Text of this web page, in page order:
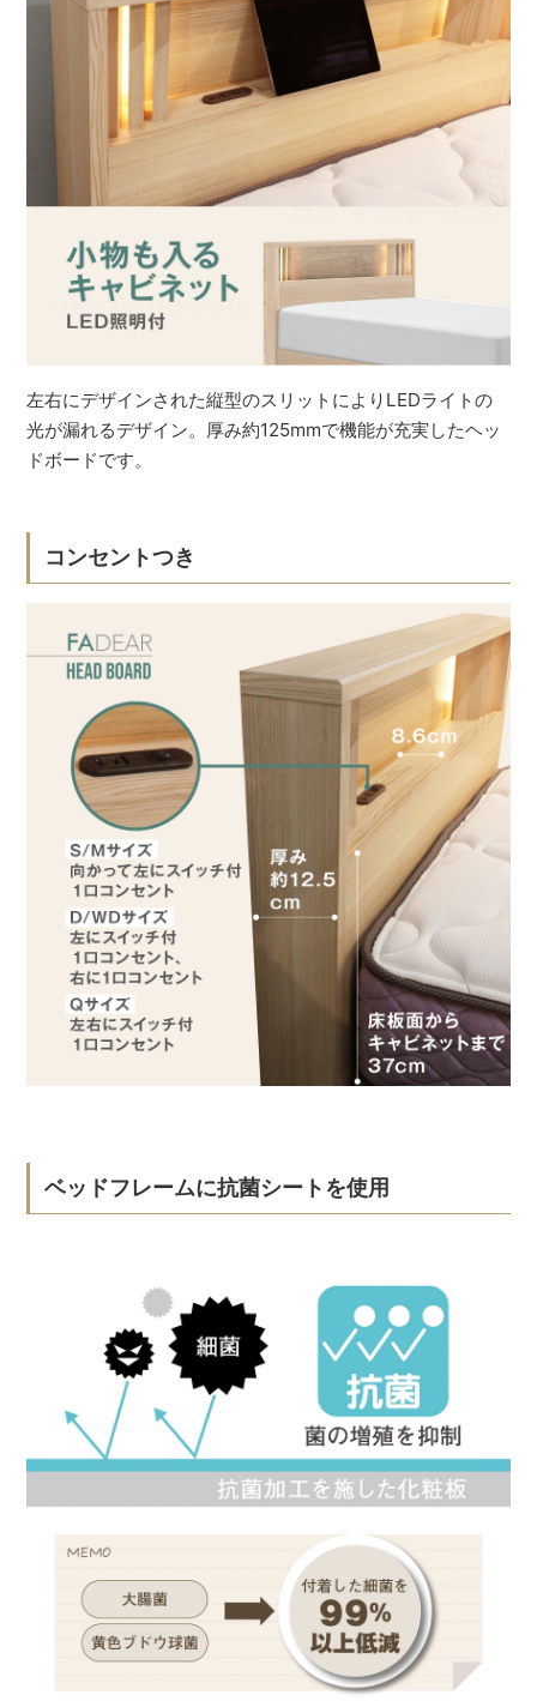
左右にデザインされた縦型のスリットによりLEDライトの
光が漏れるデザイン。厚み約125mmで機能が充実したヘッ
ドボードです。
コンセントつき
ベッドフレームに抗菌シートを使用